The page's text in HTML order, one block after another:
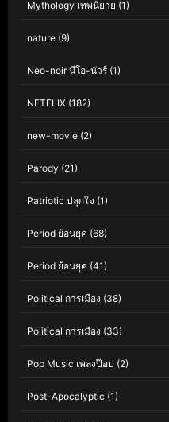
Mythology เทพนิยาย (1)
nature (9)
Neo-noir นีโอ-นัวร์ (1)
NETFLIX (182)
new-movie (2)
Parody (21)
Patriotic ปลุกใจ (1)
Period ย้อนยุค (68)
Period ย้อนยุค (41)
Political การเมือง (38)
Political การเมือง (33)
Pop Music เพลงป๊อป (2)
Post-Apocalyptic (1)